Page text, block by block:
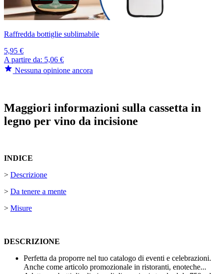
Raffredda bottiglie sublimabile
5,95 €
A partire da: 5,06 €
Nessuna opinione ancora
Maggiori informazioni sulla cassetta in
legno per vino da incisione
INDICE
> Descrizione
> Da tenere a mente
> Misure
DESCRIZIONE
Perfetta da proporre nel tuo catalogo di eventi e celebrazioni.
Anche come articolo promozionale in ristoranti, enoteche...